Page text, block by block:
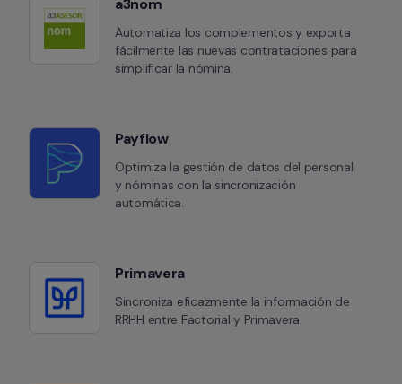
a3nom
Automatiza los complementos y exporta
fácilmente las nuevas contrataciones para
simplificar la nómina.
Payflow
Optimiza la gestión de datos del personal
y nóminas con la sincronización
automática.
Primavera
Sincroniza eficazmente la información de
RRHH entre Factorial y Primavera.